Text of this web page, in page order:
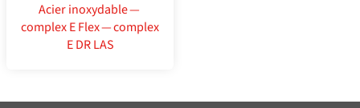
Acier inoxydable —
complex E Flex — complex
E DR LAS